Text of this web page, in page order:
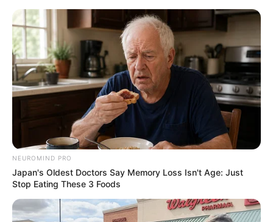
NEUROMIND PRO
Japan's Oldest Doctors Say Memory Loss Isn't Age: Just
Stop Eating These 3 Foods